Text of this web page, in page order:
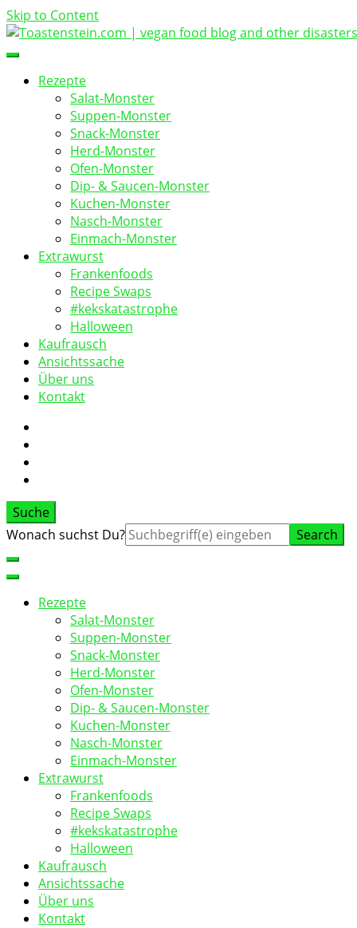
Skip to Content
Toastenstein.com
vegan food blog
Rezepte
Salat-Monster
Suppen-Monster
Snack-Monster
Herd-Monster
Ofen-Monster
Dip- & Saucen-Monster
Kuchen-Monster
Nasch-Monster
Einmach-Monster
Extrawurst
Frankenfoods
Recipe Swaps
#kekskatastrophe
Halloween
Kaufrausch
Ansichtssache
Über uns
Kontakt
Suche
Suche
Wonach suchst Du?
Rezepte
Salat-Monster
Suppen-Monster
Snack-Monster
Herd-Monster
Ofen-Monster
Dip- & Saucen-Monster
Kuchen-Monster
Nasch-Monster
Einmach-Monster
Extrawurst
Frankenfoods
Recipe Swaps
#kekskatastrophe
Halloween
Kaufrausch
Ansichtssache
Über uns
Kontakt